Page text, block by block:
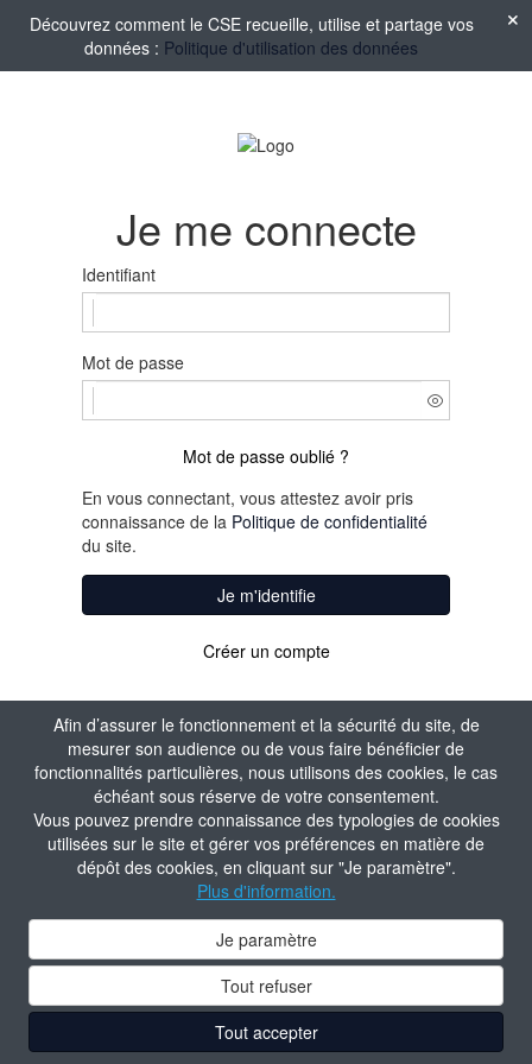
Afin d’assurer le fonctionnement et la sécurité du site, de
mesurer son audience ou de vous faire bénéficier de
fonctionnalités particulières, nous utilisons des cookies, le cas
échéant sous réserve de votre consentement.
Vous pouvez prendre connaissance des typologies de cookies
utilisées sur le site et gérer vos préférences en matière de
dépôt des cookies, en cliquant sur "Je paramètre".
Plus d'information.
Je paramètre
Tout refuser
Tout accepter
Découvrez comment le CSE recueille, utilise et partage vos
données : Politique d'utilisation des données
Je me connecte
Identifiant
Mot de passe
Mot de passe oublié ?
En vous connectant, vous attestez avoir pris
connaissance de la Politique de confidentialité
du site.
Je m'identifie
Créer un compte